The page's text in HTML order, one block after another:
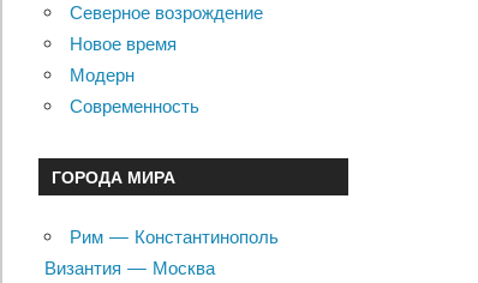
Северное возрождение
Новое время
Модерн
Современность
ГОРОДА МИРА
Рим — Константинополь
Византия — Москва